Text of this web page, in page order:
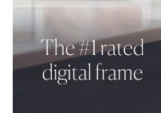
Select